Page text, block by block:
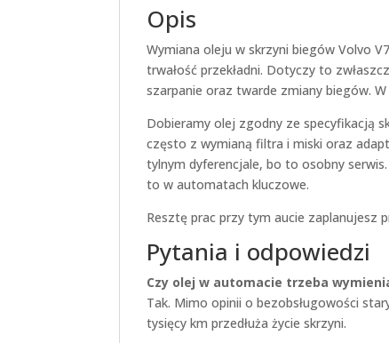
Opis
Wymiana oleju w skrzyni biegów Volvo
trwałość przekładni. Dotyczy to
szarpanie oraz twarde zmiany biegów.
Dobieramy olej zgodny ze specyfikacją
często z wymianą filtra i miski oraz
tylnym dyferencjale, bo to osobny
to w automatach kluczowe.
Resztę prac przy tym aucie zaplanujesz
Pytania i odpowiedzi
Czy olej w automacie trzeba
Tak. Mimo opinii o bezobsługowości
tysięcy km przedłuża życie skrzyni.